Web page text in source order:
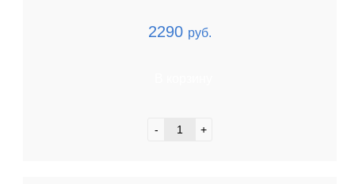
2290 руб.
- +